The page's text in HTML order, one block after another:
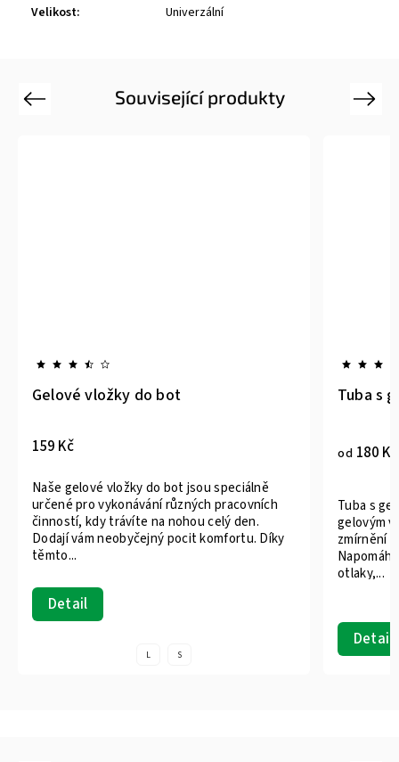
Velikost: Univerzální
Související produkty
Previous
Gelové vložky do bot
159 Kč
Detail
Naše gelové vložky do bot jsou speciálně
určené pro vykonávání různých pracovních
činností, kdy trávíte na nohou celý den.
Dodají vám neobyčejný pocit komfortu. Díky
těmto...
L S
Tuba s
od 180 Kč
Detail
Tuba s
gelovým
zmírnění
otlaky,...
Next